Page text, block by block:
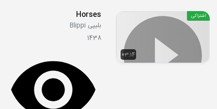
03:14
اشتراکی Horses
بلیپی Blippi
1438